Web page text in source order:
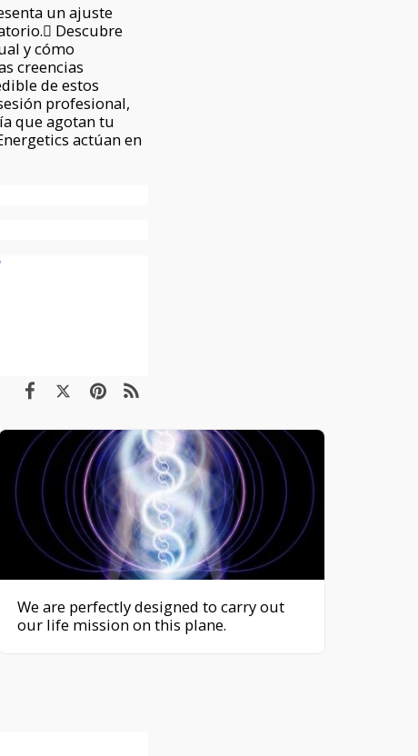
un ajuste
Descubre
y cómo
creencias
de estos
profesional,
que agotan tu
actúan en
We are perfectly designed to carry out
our life mission on this plane.